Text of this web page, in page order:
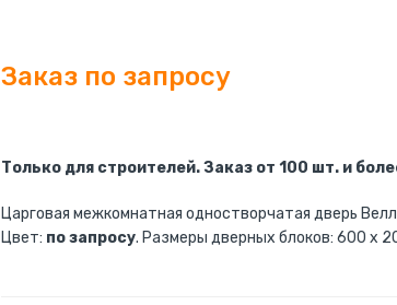
Заказ по запросу
Только для строителей. Заказ от 100 шт. и
Царговая межкомнатная одностворчатая дверь
Цвет: по запросу. Размеры дверных блоков: 600 x